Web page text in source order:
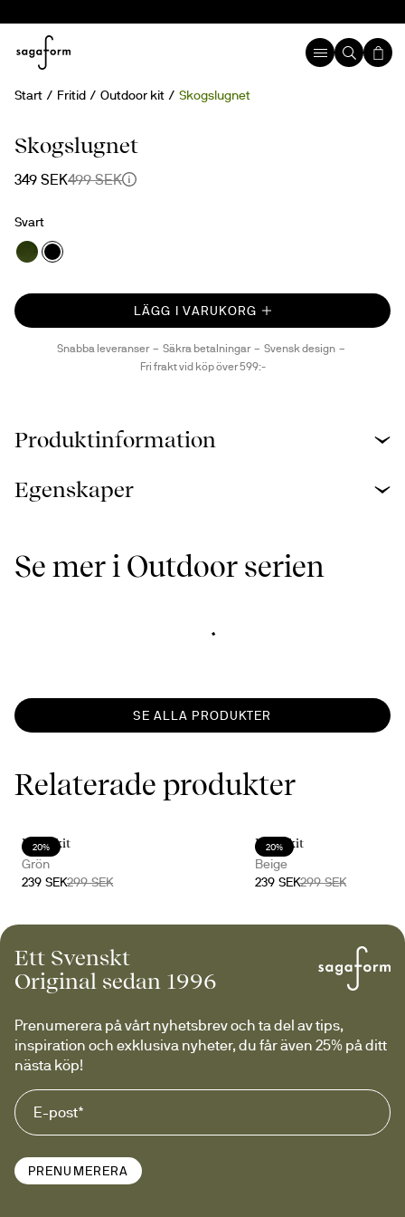
Start Fritid Outdoor kit Skogslugnet
Skogslugnet
349 SEK499 SEK
Svart
LÄGG I VARUKORG
Snabba leveranser Säkra betalningar
Svensk design
Fri frakt vid köp över 599:-
Produktinformation
Egenskaper
Se mer i Outdoor serien
SE ALLA PRODUKTER
Relaterade produkter
20%
Doris kit
Grön
239 SEK299 SEK
20%
Doris kit
Beige
239 SEK299 SEK
Ett Svenskt
Original sedan 1996
Prenumerera på vårt nyhetsbrev och ta del av tips,
inspiration och exklusiva nyheter, du får även 25% på ditt
nästa köp!
PRENUMERERA